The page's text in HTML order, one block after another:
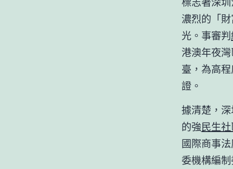
濃烈的「
光。事審判
港澳年夜
臺，為高
證。
據清楚，
的強民生
國際商事
委機構編